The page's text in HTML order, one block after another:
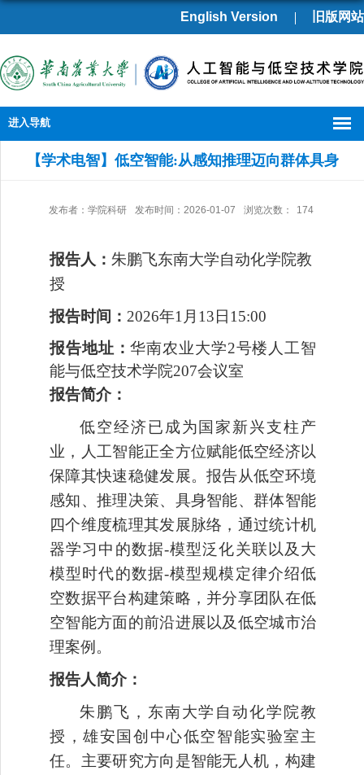
English Version 旧版网站
进入导航
【学术电智】低空智能:从感知推理迈向群体具身
发布者：学院科研 发布时间：2026-01-07 浏览次数： 174
报告人： 朱鹏飞东南大学自动化学院教
授
报告时间： 2026年1 月 13 日 1 5:00
报告地址：华南农业大学2号楼 人工智
能与低空技术学院207会议室
报告简介：
低空经济已成为国家新兴支柱产
业，人工智能正全方位赋能低空经济以
保障其快速稳健发展。报告从低空环境
感知、推理决策、具身智能、群体智能
四个维度梳理其发展脉络，通过统计机
器学习中的数据-模型泛化关联以及大
模型时代的数据-模型规模定律介绍低
空数据平台构建策略，并分享团队在低
空智能方面的前沿进展以及低空城市治
理案例。
报告人简介：
朱鹏飞，东南大学自动化学院教
授，雄安国创中心低空智能实验室主
任。主要研究方向是智能无人机，构建